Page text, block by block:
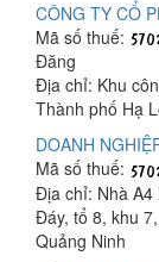
CÔNG TY CỔ
Mã số thuế:
Đăng
Địa chỉ: Khu
Thành phố Hạ
DOANH
Mã số thuế:
Địa chỉ: Nhà A4
Đáy, tổ 8, khu
Quảng Ninh